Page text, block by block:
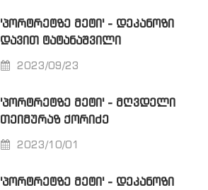
'ᲞᲝᲠᲢᲠᲔᲢᲖᲔ ᲛᲔᲢᲘ' - ᲓᲔᲙᲐᲜᲝᲖᲘ
ᲓᲐᲕᲘᲗ ᲢᲐᲢᲐᲜᲐᲨᲕᲘᲚᲘ
2023/09/23
'ᲞᲝᲠᲢᲠᲔᲢᲖᲔ ᲛᲔᲢᲘ' - ᲛᲦᲕᲓᲔᲚᲘ
ᲗᲔᲘᲛᲣᲠᲐᲖ ᲥᲝᲠᲘᲫᲔ
2023/10/01
'ᲞᲝᲠᲢᲠᲔᲢᲖᲔ ᲛᲔᲢᲘ' - ᲓᲔᲙᲐᲜᲝᲖᲘ